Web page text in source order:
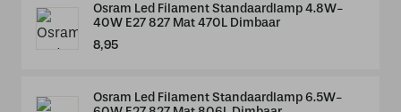
Osram Led Filament Standaardlamp 4.8W-
40W E27 827 Mat 470L Dimbaar
8,95
Osram Led Filament Standaardlamp 6.5W-